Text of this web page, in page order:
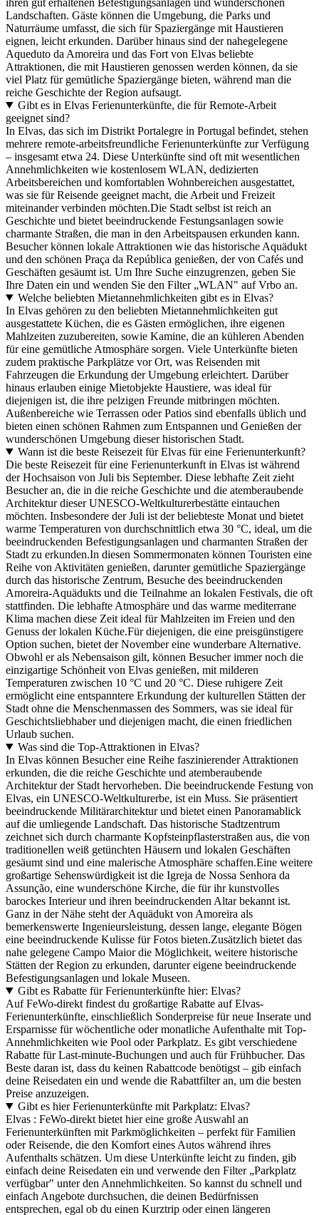
Landschaften. Gäste können die Umgebung, die Parks und
Naturräume umfasst, die sich für Spaziergänge mit Haustieren
eignen, leicht erkunden. Darüber hinaus sind der nahegelegene
Aqueduto da Amoreira und das Fort von Elvas beliebte
Attraktionen, die mit Haustieren genossen werden können, da sie
viel Platz für gemütliche Spaziergänge bieten, während man die
reiche Geschichte der Region aufsaugt.
Gibt es in Elvas Ferienunterkünfte, die für Remote-Arbeit
geeignet sind?
In Elvas, das sich im Distrikt Portalegre in Portugal befindet, stehen
mehrere remote-arbeitsfreundliche Ferienunterkünfte zur Verfügung
– insgesamt etwa 24. Diese Unterkünfte sind oft mit wesentlichen
Annehmlichkeiten wie kostenlosem WLAN, dedizierten
Arbeitsbereichen und komfortablen Wohnbereichen ausgestattet,
was sie für Reisende geeignet macht, die Arbeit und Freizeit
miteinander verbinden möchten.Die Stadt selbst ist reich an
Geschichte und bietet beeindruckende Festungsanlagen sowie
charmante Straßen, die man in den Arbeitspausen erkunden kann.
Besucher können lokale Attraktionen wie das historische Aquädukt
und den schönen Praça da República genießen, der von Cafés und
Geschäften gesäumt ist. Um Ihre Suche einzugrenzen, geben Sie
Ihre Daten ein und wenden Sie den Filter „WLAN" auf Vrbo an.
Welche beliebten Mietannehmlichkeiten gibt es in Elvas?
In Elvas gehören zu den beliebten Mietannehmlichkeiten gut
ausgestattete Küchen, die es Gästen ermöglichen, ihre eigenen
Mahlzeiten zuzubereiten, sowie Kamine, die an kühleren Abenden
für eine gemütliche Atmosphäre sorgen. Viele Unterkünfte bieten
zudem praktische Parkplätze vor Ort, was Reisenden mit
Fahrzeugen die Erkundung der Umgebung erleichtert. Darüber
hinaus erlauben einige Mietobjekte Haustiere, was ideal für
diejenigen ist, die ihre pelzigen Freunde mitbringen möchten.
Außenbereiche wie Terrassen oder Patios sind ebenfalls üblich und
bieten einen schönen Rahmen zum Entspannen und Genießen der
wunderschönen Umgebung dieser historischen Stadt.
Wann ist die beste Reisezeit für Elvas für eine Ferienunterkunft?
Die beste Reisezeit für eine Ferienunterkunft in Elvas ist während
der Hochsaison von Juli bis September. Diese lebhafte Zeit zieht
Besucher an, die in die reiche Geschichte und die atemberaubende
Architektur dieser UNESCO-Weltkulturerbestätte eintauchen
möchten. Insbesondere der Juli ist der beliebteste Monat und bietet
warme Temperaturen von durchschnittlich etwa 30 °C, ideal, um die
beeindruckenden Befestigungsanlagen und charmanten Straßen der
Stadt zu erkunden.In diesen Sommermonaten können Touristen eine
Reihe von Aktivitäten genießen, darunter gemütliche Spaziergänge
durch das historische Zentrum, Besuche des beeindruckenden
Amoreira-Aquädukts und die Teilnahme an lokalen Festivals, die oft
stattfinden. Die lebhafte Atmosphäre und das warme mediterrane
Klima machen diese Zeit ideal für Mahlzeiten im Freien und den
Genuss der lokalen Küche.Für diejenigen, die eine preisgünstigere
Option suchen, bietet der November eine wunderbare Alternative.
Obwohl er als Nebensaison gilt, können Besucher immer noch die
einzigartige Schönheit von Elvas genießen, mit milderen
Temperaturen zwischen 10 °C und 20 °C. Diese ruhigere Zeit
ermöglicht eine entspanntere Erkundung der kulturellen Stätten der
Stadt ohne die Menschenmassen des Sommers, was sie ideal für
Geschichtsliebhaber und diejenigen macht, die einen friedlichen
Urlaub suchen.
Was sind die Top-Attraktionen in Elvas?
In Elvas können Besucher eine Reihe faszinierender Attraktionen
erkunden, die die reiche Geschichte und atemberaubende
Architektur der Stadt hervorheben. Die beeindruckende Festung von
Elvas, ein UNESCO-Weltkulturerbe, ist ein Muss. Sie präsentiert
beeindruckende Militärarchitektur und bietet einen Panoramablick
auf die umliegende Landschaft. Das historische Stadtzentrum
zeichnet sich durch charmante Kopfsteinpflasterstraßen aus, die von
traditionellen weiß getünchten Häusern und lokalen Geschäften
gesäumt sind und eine malerische Atmosphäre schaffen.Eine weitere
großartige Sehenswürdigkeit ist die Igreja de Nossa Senhora da
Assunção, eine wunderschöne Kirche, die für ihr kunstvolles
barockes Interieur und ihren beeindruckenden Altar bekannt ist.
Ganz in der Nähe steht der Aquädukt von Amoreira als
bemerkenswerte Ingenieursleistung, dessen lange, elegante Bögen
eine beeindruckende Kulisse für Fotos bieten.Zusätzlich bietet das
nahe gelegene Campo Maior die Möglichkeit, weitere historische
Stätten der Region zu erkunden, darunter eigene beeindruckende
Befestigungsanlagen und lokale Museen.
Gibt es Rabatte für Ferienunterkünfte hier: Elvas?
Auf FeWo-direkt findest du großartige Rabatte auf Elvas-
Ferienunterkünfte, einschließlich Sonderpreise für neue Inserate und
Ersparnisse für wöchentliche oder monatliche Aufenthalte mit Top-
Annehmlichkeiten wie Pool oder Parkplatz. Es gibt verschiedene
Rabatte für Last-minute-Buchungen und auch für Frühbucher. Das
Beste daran ist, dass du keinen Rabattcode benötigst – gib einfach
deine Reisedaten ein und wende die Rabattfilter an, um die besten
Preise anzuzeigen.
Gibt es hier Ferienunterkünfte mit Parkplatz: Elvas?
Elvas : FeWo-direkt bietet hier eine große Auswahl an
Ferienunterkünften mit Parkmöglichkeiten – perfekt für Familien
oder Reisende, die den Komfort eines Autos während ihres
Aufenthalts schätzen. Um diese Unterkünfte leicht zu finden, gib
einfach deine Reisedaten ein und verwende den Filter „Parkplatz
verfügbar" unter den Annehmlichkeiten. So kannst du schnell und
einfach Angebote durchsuchen, die deinen Bedürfnissen
entsprechen, egal ob du einen Kurztrip oder einen längeren